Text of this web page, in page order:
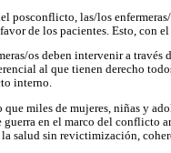
posconflicto, las/los
de los pacientes. Esto, con
os deben intervenir a
al que tienen derecho
interno.
que miles de mujeres, niñas y
guerra en el marco del conflicto
salud sin revictimización,